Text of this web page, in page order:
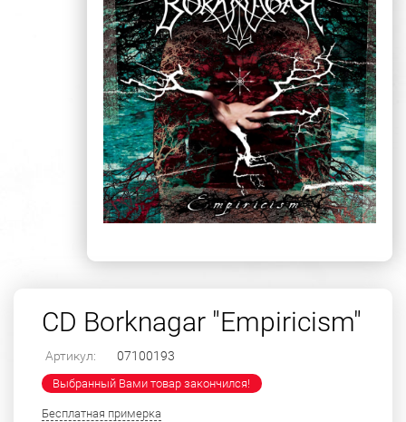
CD Borknagar "Empiricism"
Артикул: 07100193
Выбранный Вами товар закончился!
Бесплатная примерка